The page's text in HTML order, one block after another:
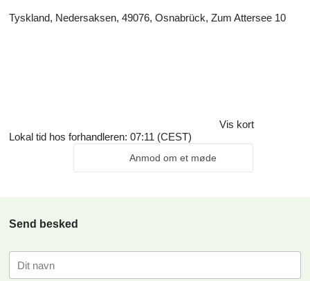
Tyskland, Nedersaksen, 49076, Osnabrück, Zum Attersee 10
Vis kort
Lokal tid hos forhandleren: 07:11 (CEST)
Anmod om et møde
Send besked